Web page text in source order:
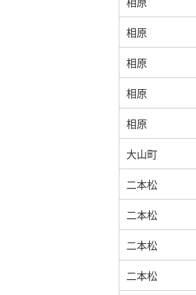
相原
相原
相原
相原
大山町
二本松
二本松
二本松
二本松